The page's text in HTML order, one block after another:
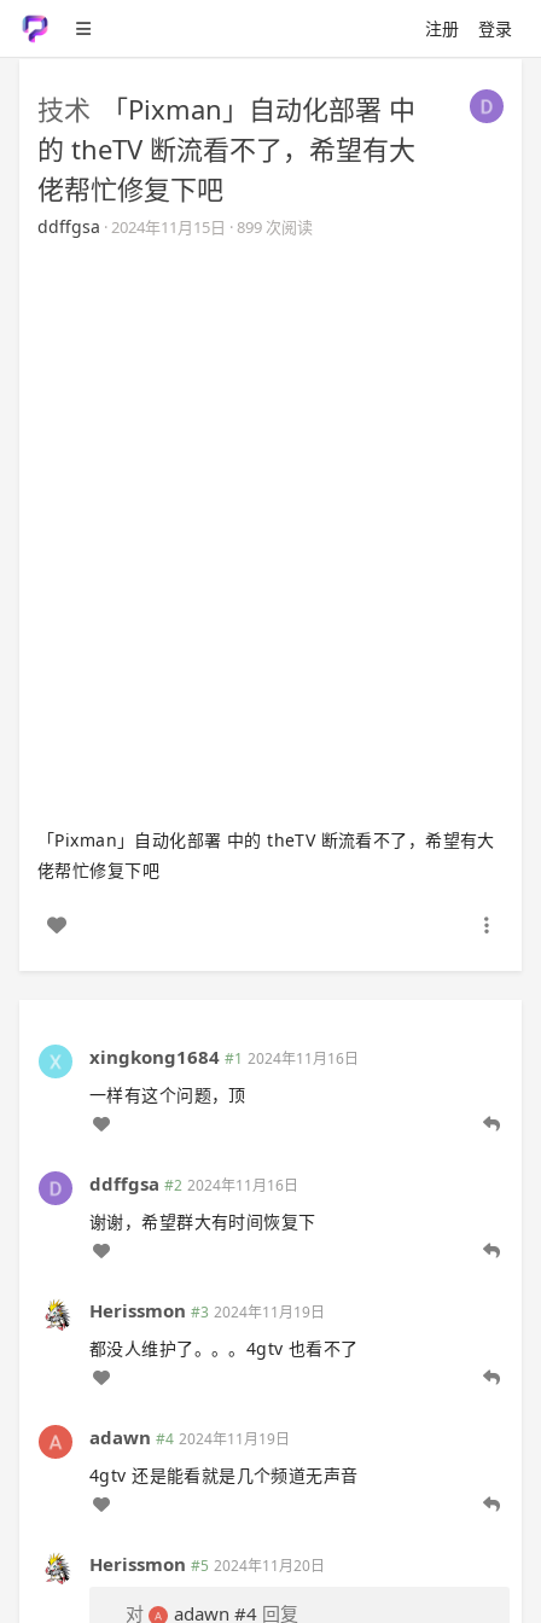
注册 登录
技术
「Pixman」自动化部署 中
的 theTV 断流看不了，希望有大
佬帮忙修复下吧
ddffgsa ·2024年11月15日 · 899 次阅读
「Pixman」自动化部署 中的 theTV 断流看不了，希望有大
佬帮忙修复下吧
xingkong1684 #1 2024年11月16日
一样有这个问题，顶
ddffgsa #2 2024年11月16日
谢谢，希望群大有时间恢复下
Herissmon #3 2024年11月19日
都没人维护了。。。4gtv 也看不了
adawn #4 2024年11月19日
4gtv 还是能看就是几个频道无声音
Herissmon #5 2024年11月20日
对 adawn #4 回复